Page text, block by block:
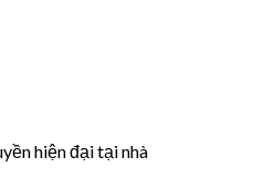
hiện đại tại nhà